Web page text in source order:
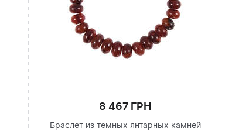
8 467 ГРН
Браслет из темных янтарных камней